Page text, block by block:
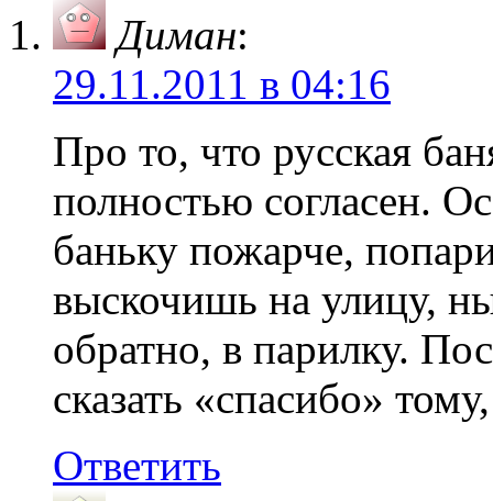
Диман:
29.11.2011 в 04:16
Про то, что русская
полностью согласен.
баньку пожарче,
выскочишь на улицу,
обратно, в парилку.
сказать «спасибо»
Ответить